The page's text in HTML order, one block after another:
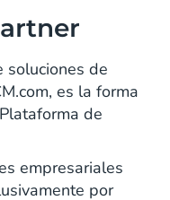
soluciones de
es la forma
de
empresariales
por